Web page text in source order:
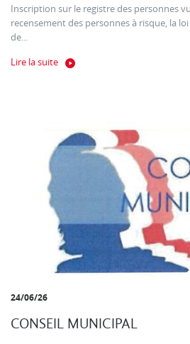
Inscription sur le registre des personnes
recensement des personnes à risque, la
de...
Lire la suite
24/06/26
CONSEIL MUNICIPAL